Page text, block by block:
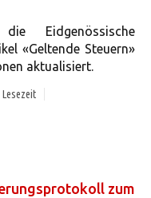
Eidgenössische
«Geltende Steuern»
aktualisiert.
zum